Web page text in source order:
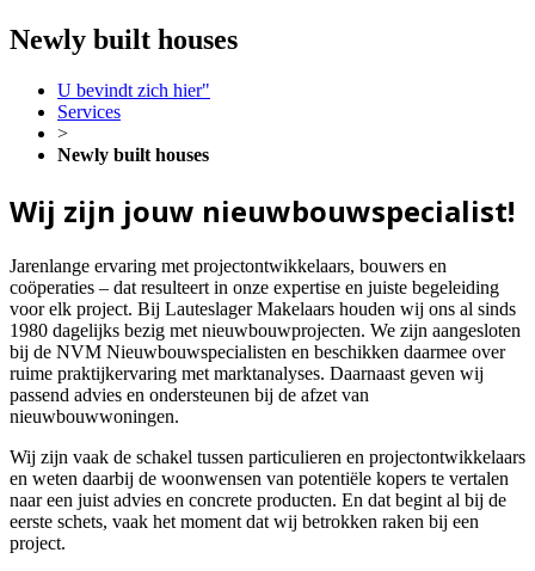
Newly built houses
U bevindt zich hier"
Services
>
Newly built houses
Wij zijn jouw nieuwbouwspecialist!
Jarenlange ervaring met projectontwikkelaars, bouwers en
coöperaties – dat resulteert in onze expertise en juiste begeleiding
voor elk project. Bij Lauteslager Makelaars houden wij ons al sinds
1980 dagelijks bezig met nieuwbouwprojecten. We zijn aangesloten
bij de NVM Nieuwbouwspecialisten en beschikken daarmee over
ruime praktijkervaring met marktanalyses. Daarnaast geven wij
passend advies en ondersteunen bij de afzet van
nieuwbouwwoningen.
Wij zijn vaak de schakel tussen particulieren en projectontwikkelaars
en weten daarbij de woonwensen van potentiële kopers te vertalen
naar een juist advies en concrete producten. En dat begint al bij de
eerste schets, vaak het moment dat wij betrokken raken bij een
project.